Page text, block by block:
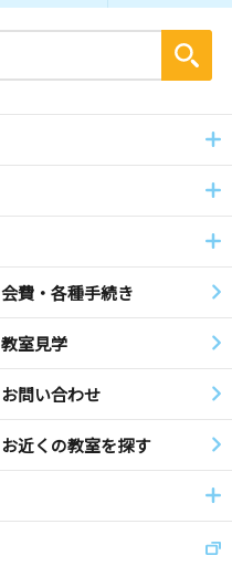
会費・各種手続き
教室見学
お問い合わせ
お近くの教室を探す